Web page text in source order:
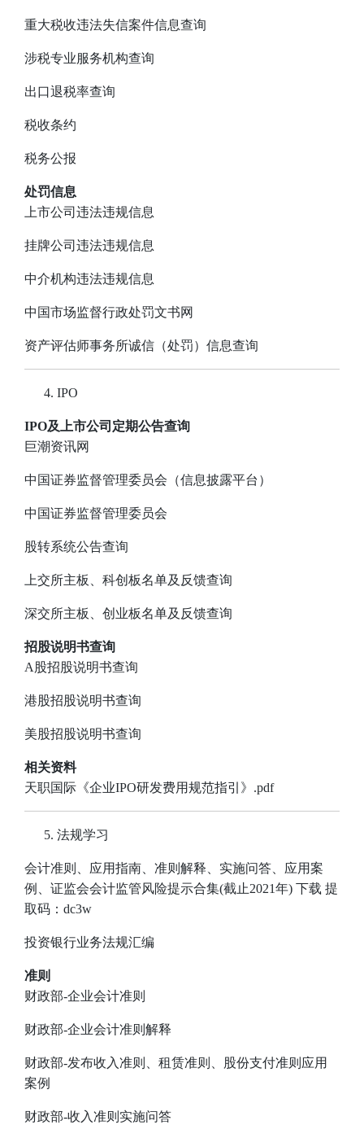
重大税收违法失信案件信息查询
涉税专业服务机构查询
出口退税率查询
税收条约
税务公报
处罚信息
上市公司违法违规信息
挂牌公司违法违规信息
中介机构违法违规信息
中国市场监督行政处罚文书网
资产评估师事务所诚信（处罚）信息查询
IPO
IPO及上市公司定期公告查询
巨潮资讯网
中国证券监督管理委员会（信息披露平台）
中国证券监督管理委员会
股转系统公告查询
上交所主板、科创板名单及反馈查询
深交所主板、创业板名单及反馈查询
招股说明书查询
A股招股说明书查询
港股招股说明书查询
美股招股说明书查询
相关资料
天职国际《企业IPO研发费用规范指引》.pdf
法规学习
会计准则、应用指南、准则解释、实施问答、应用案
例、证监会会计监管风险提示合集(截止2021年) 下载 提
取码：dc3w
投资银行业务法规汇编
准则
财政部-企业会计准则
财政部-企业会计准则解释
财政部-发布收入准则、租赁准则、股份支付准则应用
案例
财政部-收入准则实施问答